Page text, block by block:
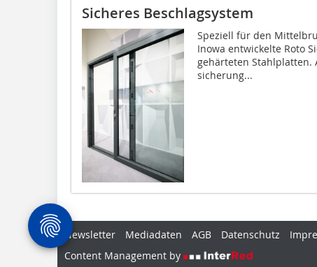
Sicheres Beschlagsystem
Speziell für den
Inowa entwickelte Roto
gehärteten Stahlplatten.
sicherung...
Newsletter Mediadaten AGB Datenschutz
Content Management by